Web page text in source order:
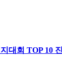
대회 TOP 10